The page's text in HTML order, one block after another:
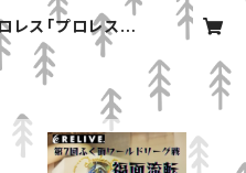
レス「プロレスグ
インショップ